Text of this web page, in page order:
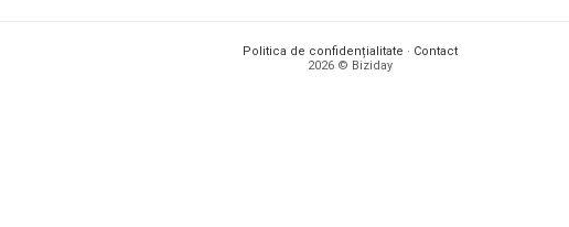
Politica de confidențialitate · Contact
2026 © Biziday